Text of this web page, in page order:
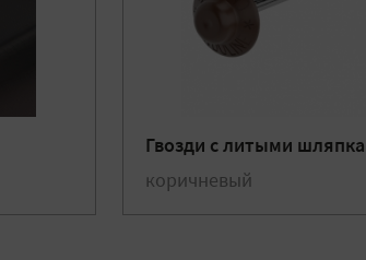
Гвозди с литыми
коричневый